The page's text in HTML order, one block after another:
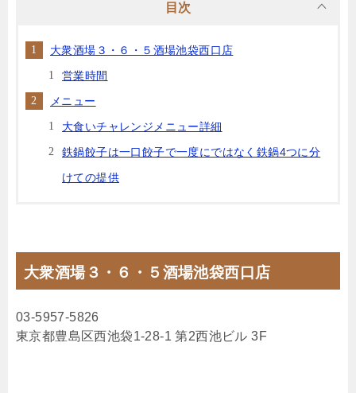
目次
大衆酒場３・６・５酒場池袋西口店
営業時間
メニュー
大食いチャレンジメニュー詳細
鉄鍋餃子は一口餃子で一度にではなく鉄鍋4つに分
けての提供
大衆酒場３・６・５酒場池袋西口店
03-5957-5826
東京都豊島区西池袋1-28-1 第2西池ビル 3F